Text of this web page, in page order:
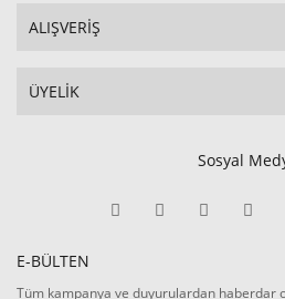
ALIŞVERİŞ
ÜYELİK
Sosyal
E-BÜLTEN
Tüm kampanya ve duyurulardan haberdar